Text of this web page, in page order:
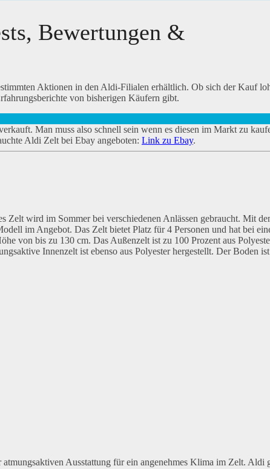
Bewertungen &
Aktionen in den Aldi-Filialen erhältlich. Ob sich der Kauf
von bisherigen Käufern gibt.
Man muss also schnell sein wenn es diesen im Markt zu
Aldi Zelt bei Ebay angeboten: Link zu Ebay.
Zelt wird im Sommer bei verschiedenen Anlässen gebraucht. Mit
im Angebot. Das Zelt bietet Platz für 4 Personen und hat bei
von bis zu 130 cm. Das Außenzelt ist zu 100 Prozent aus
Innenzelt ist ebenso aus Polyester hergestellt. Der Boden ist
Ausstattung für ein angenehmes Klima im Zelt. Aldi